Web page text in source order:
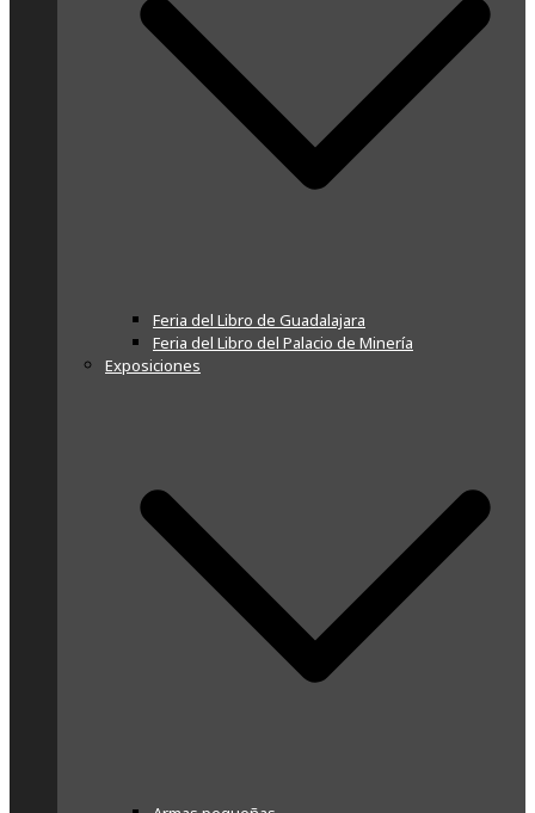
Feria del Libro de Guadalajara
Feria del Libro del Palacio de Minería
Exposiciones